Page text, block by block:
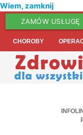
Wiem, zamknij
ZAMÓW USŁUGĘ
CHOROBY